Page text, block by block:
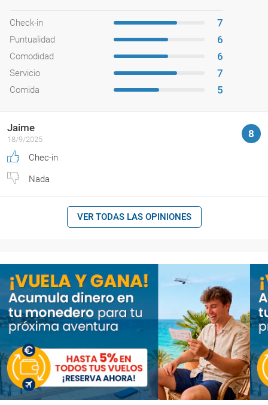
Check-in 7
Puntualidad 6
Comodidad 6
Servicio 7
Comida 5
Jaime
18/9/2025 8
Chec-in
Nada
VER TODAS LAS OPINIONES